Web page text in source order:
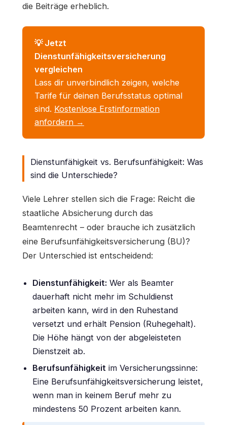
die Beiträge erheblich.
💡 Jetzt
Dienstunfähigkeitsversicherung
vergleichen
Lass dir unverbindlich zeigen, welche
Tarife für deinen Berufsstatus optimal
sind. Kostenlose Erstinformation
anfordern →
Dienstunfähigkeit vs. Berufsunfähigkeit: Was
sind die Unterschiede?
Viele Lehrer stellen sich die Frage: Reicht die
staatliche Absicherung durch das
Beamtenrecht – oder brauche ich zusätzlich
eine Berufsunfähigkeitsversicherung (BU)?
Der Unterschied ist entscheidend:
Dienstunfähigkeit: Wer als Beamter
dauerhaft nicht mehr im Schuldienst
arbeiten kann, wird in den Ruhestand
versetzt und erhält Pension (Ruhegehalt).
Die Höhe hängt von der abgeleisteten
Dienstzeit ab.
Berufsunfähigkeit im Versicherungssinne:
Eine Berufsunfähigkeitsversicherung leistet,
wenn man in keinem Beruf mehr zu
mindestens 50 Prozent arbeiten kann.